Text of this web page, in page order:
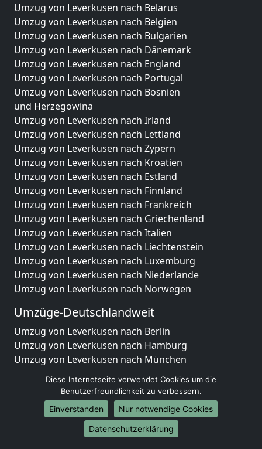
Umzug von Leverkusen nach Belarus
Umzug von Leverkusen nach Belgien
Umzug von Leverkusen nach Bulgarien
Umzug von Leverkusen nach Dänemark
Umzug von Leverkusen nach England
Umzug von Leverkusen nach Portugal
Umzug von Leverkusen nach Bosnien
und Herzegowina
Umzug von Leverkusen nach Irland
Umzug von Leverkusen nach Lettland
Umzug von Leverkusen nach Zypern
Umzug von Leverkusen nach Kroatien
Umzug von Leverkusen nach Estland
Umzug von Leverkusen nach Finnland
Umzug von Leverkusen nach Frankreich
Umzug von Leverkusen nach Griechenland
Umzug von Leverkusen nach Italien
Umzug von Leverkusen nach Liechtenstein
Umzug von Leverkusen nach Luxemburg
Umzug von Leverkusen nach Niederlande
Umzug von Leverkusen nach Norwegen
Umzüge-Deutschlandweit
Umzug von Leverkusen nach Berlin
Umzug von Leverkusen nach Hamburg
Umzug von Leverkusen nach München
Umzug von Leverkusen nach Köln
Umzug von Leverkusen nach Frankfurt am Main
Umzug von Leverkusen nach Stuttgart
Umzug von Leverkusen nach Düsseldorf
Umzug von Leverkusen nach Leipzig
Diese Internetseite verwendet Cookies um die
Benutzerfreundlichkeit zu verbessern.
Einverstanden
Nur notwendige Cookies
Datenschutzerklärung